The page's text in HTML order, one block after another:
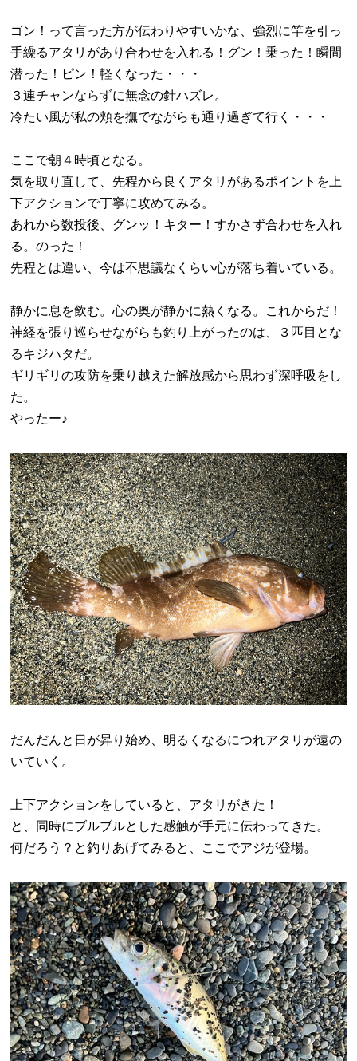
ゴン！って言った方が伝わりやすいかな、強烈に竿を引っ
手繰るアタリがあり合わせを入れる！グン！乗った！瞬間
潜った！ピン！軽くなった・・・
３連チャンならずに無念の針ハズレ。
冷たい風が私の頬を撫でながらも通り過ぎて行く・・・
ここで朝４時頃となる。
気を取り直して、先程から良くアタリがあるポイントを上
下アクションで丁寧に攻めてみる。
あれから数投後、グンッ！キター！すかさず合わせを入れ
る。のった！
先程とは違い、今は不思議なくらい心が落ち着いている。
静かに息を飲む。心の奥が静かに熱くなる。これからだ！
神経を張り巡らせながらも釣り上がったのは、３匹目とな
るキジハタだ。
ギリギリの攻防を乗り越えた解放感から思わず深呼吸をし
た。
やったー♪
だんだんと日が昇り始め、明るくなるにつれアタリが遠の
いていく。
上下アクションをしていると、アタリがきた！
と、同時にブルブルとした感触が手元に伝わってきた。
何だろう？と釣りあげてみると、ここでアジが登場。